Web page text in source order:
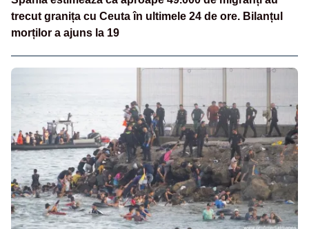
trecut granița cu Ceuta în ultimele 24 de ore. Bilanțul
morților a ajuns la 19